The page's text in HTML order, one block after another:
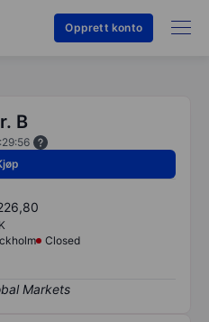
Opprett konto
B
Closed